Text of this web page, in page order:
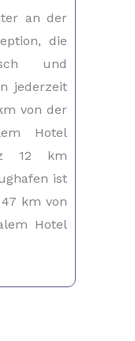
an der
die
und
jederzeit
von der
Hotel
12 km
ist
km von
Hotel